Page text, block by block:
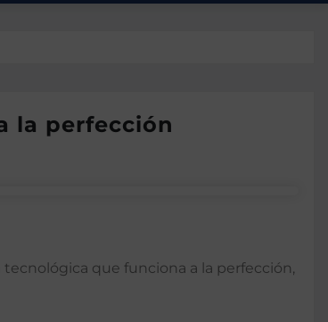
la perfección
que funciona a la perfección,